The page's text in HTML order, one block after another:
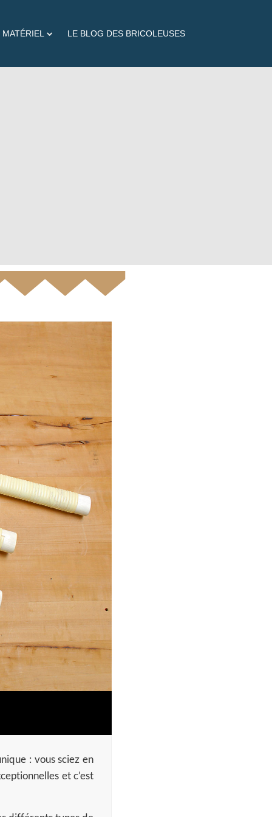
LE BLOG DES BRICOLEUSES
: vous sciez en
et c’est